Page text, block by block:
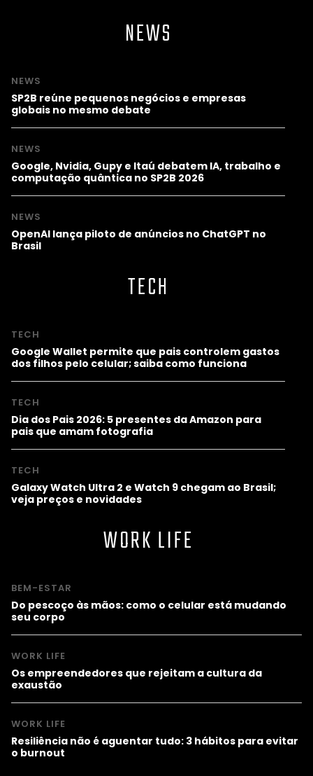
NEWS
NEWS
SP2B reúne pequenos negócios e empresas
globais no mesmo debate
NEWS
Google, Nvidia, Gupy e Itaú debatem IA, trabalho e
computação quântica no SP2B 2026
NEWS
OpenAI lança piloto de anúncios no ChatGPT no
Brasil
TECH
TECH
Google Wallet permite que pais controlem gastos
dos filhos pelo celular; saiba como funciona
TECH
Dia dos Pais 2026: 5 presentes da Amazon para
pais que amam fotografia
TECH
Galaxy Watch Ultra 2 e Watch 9 chegam ao Brasil;
veja preços e novidades
WORK LIFE
BEM-ESTAR
Do pescoço às mãos: como o celular está mudando
seu corpo
WORK LIFE
Os empreendedores que rejeitam a cultura da
exaustão
WORK LIFE
Resiliência não é aguentar tudo: 3 hábitos para evitar
o burnout